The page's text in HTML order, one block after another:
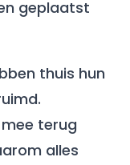
geplaatst
thuis hun
terug
alles